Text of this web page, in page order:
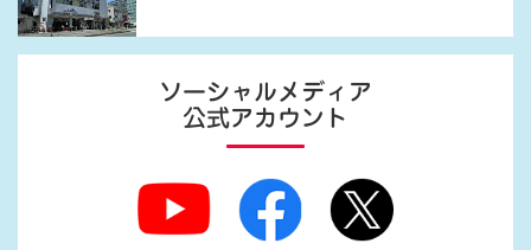
ソーシャルメディア
公式アカウント